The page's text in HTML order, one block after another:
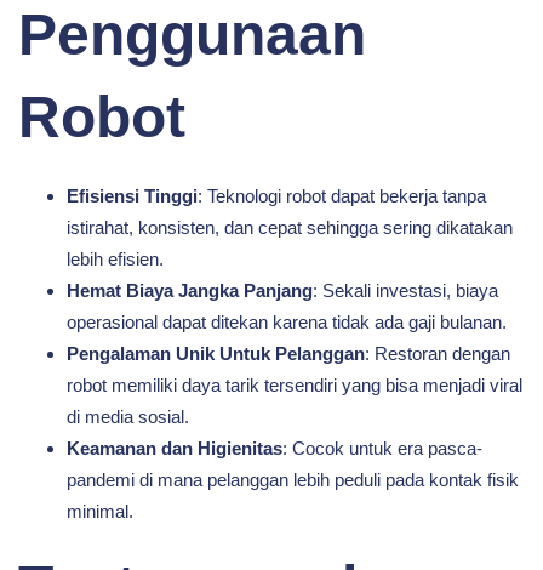
Penggunaan
Robot
Efisiensi Tinggi: Teknologi robot dapat bekerja tanpa
istirahat, konsisten, dan cepat sehingga sering dikatakan
lebih efisien.
Hemat Biaya Jangka Panjang: Sekali investasi, biaya
operasional dapat ditekan karena tidak ada gaji bulanan.
Pengalaman Unik Untuk Pelanggan: Restoran dengan
robot memiliki daya tarik tersendiri yang bisa menjadi viral
di media sosial.
Keamanan dan Higienitas: Cocok untuk era pasca-
pandemi di mana pelanggan lebih peduli pada kontak fisik
minimal.